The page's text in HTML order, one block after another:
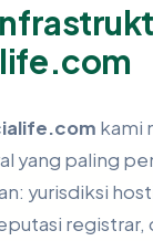
kami
yang paling
yurisdiksi
registrar,